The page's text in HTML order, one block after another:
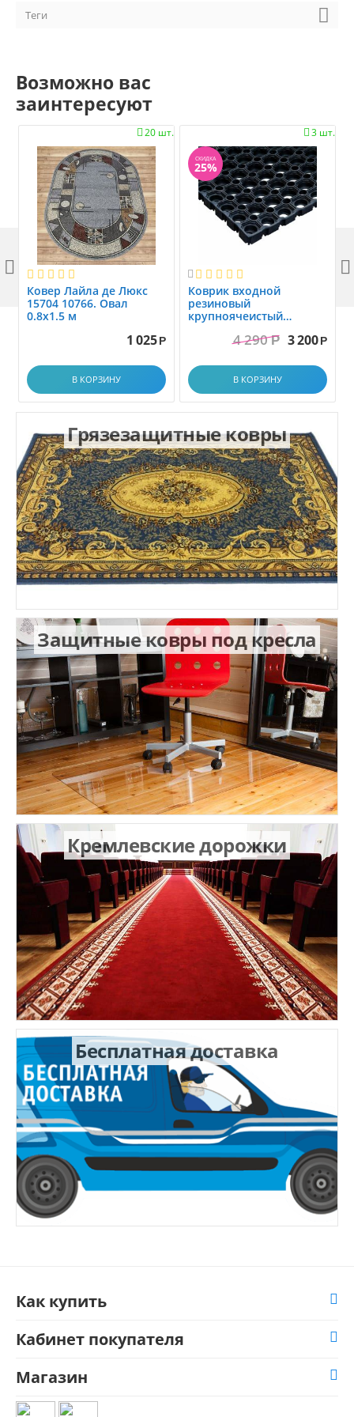
Теги
Возможно вас
заинтересуют
20 шт.

Ковер Лайла де Люкс
15704 10766. Овал
0.8x1.5 м
1 025 Р
В КОРЗИНУ
3 шт.

СКИДКА
25%

Коврик вxодной
резиновый
крупноячеистый
1.0x1.5 м4 290 Р 3 200 Р
В КОРЗИНУ
 
Грязезащитные ковры
Защитные ковры под кресла
Кремлевские дорожки
Бесплатная доставка
Как купить
Кабинет покупателя
Магазин